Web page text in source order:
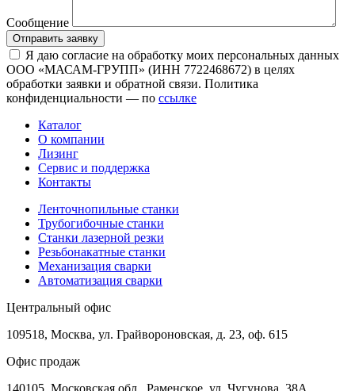
Сообщение
Отправить заявку
Я даю согласие на обработку моих персональных данных
ООО «МАСАМ-ГРУПП» (ИНН 7722468672) в целях
обработки заявки и обратной связи. Политика
конфиденциальности — по ссылке
Каталог
О компании
Лизинг
Сервис и поддержка
Контакты
Ленточнопильные станки
Трубогибочные станки
Станки лазерной резки
Резьбонакатные станки
Механизация сварки
Автоматизация сварки
Центральный офис
109518, Москва, ул. Грайвороновская, д. 23, оф. 615
Офис продаж